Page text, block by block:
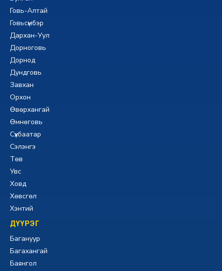
Говь-Алтай
Говьсүмбэр
Дархан-Уул
Дорноговь
Дорнод
Дундговь
Завхан
Орхон
Өвөрхангай
Өмнөговь
Сүхбаатар
Сэлэнгэ
Төв
Увс
Ховд
Хөвсгөл
Хэнтий
ДҮҮРЭГ
Багануур
Багахангай
Баянгол